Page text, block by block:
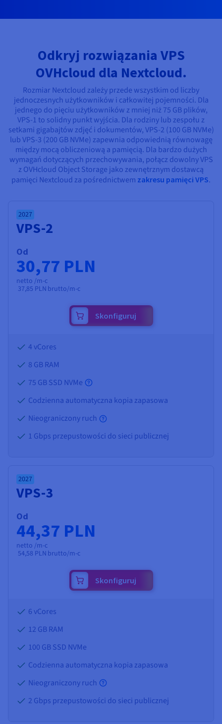
Dostępność według regionów
Roadmap & Changelog
Odkryj rozwiązania VPS
OVHcloud dla Nextcloud.
Rozmiar Nextcloud zależy przede wszystkim od liczby
jednoczesnych użytkowników i całkowitej pojemności. Dla
jednego do pięciu użytkowników z mniej niż 75 GB plików,
VPS-1 to solidny punkt wyjścia. Dla rodziny lub zespołu z
setkami gigabajtów zdjęć i dokumentów, VPS-2 (100 GB NVMe)
lub VPS-3 (200 GB NVMe) zapewnia odpowiednią równowagę
między mocą obliczeniową a pamięcią. Dla bardzo dużych
wymagań dotyczących przechowywania, połącz dowolny VPS
z OVHcloud Object Storage jako zewnętrznym dostawcą
pamięci Nextcloud za pośrednictwem zakresu pamięci VPS.
2027
VPS-2
Od
30,77 PLN
netto /m-c
37,85 PLN brutto/m-c
Skonfiguruj
4 vCores
8 GBRAM
75 GB SSD NVMe
Codzienna automatyczna kopia zapasowa
Nieograniczony ruch
1 Gbps przepustowości do sieci publicznej
2027
VPS-3
Od
44,37 PLN
netto /m-c
54,58 PLN brutto/m-c
Skonfiguruj
6 vCores
12 GBRAM
100 GB SSD NVMe
Codzienna automatyczna kopia zapasowa
Nieograniczony ruch
2 Gbps przepustowości do sieci publicznej